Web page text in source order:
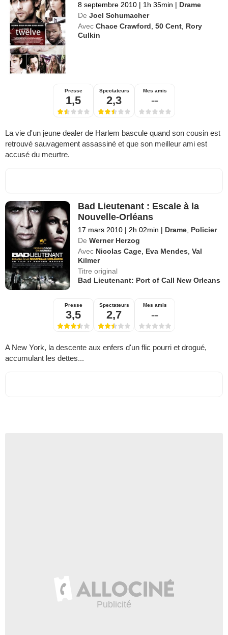
8 septembre 2010 | 1h 35min | Drame
De Joel Schumacher
Avec Chace Crawford,50 Cent, Rory
Culkin
Presse
1,5
Spectateurs
2,3
Mes amis
--
La vie d'un jeune dealer de Harlem bascule quand son cousin est
retrouvé sauvagement assassiné et que son meilleur ami est
accusé du meurtre.
Bad Lieutenant : Escale à la
Nouvelle-Orléans
17 mars 2010 | 2h 02min | Drame, Policier
De Werner Herzog
Avec Nicolas Cage, Eva Mendes,Val
Kilmer
Titre original
Bad Lieutenant: Port of Call New Orleans
Presse
3,5
Spectateurs
2,7
Mes amis
--
A New York, la descente aux enfers d'un flic pourri et drogué,
accumulant les dettes...